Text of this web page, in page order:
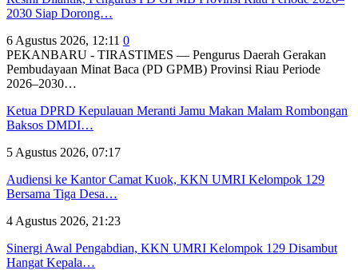
2030 Siap Dorong…
6 Agustus 2026, 12:11 0
PEKANBARU - TIRASTIMES — Pengurus Daerah Gerakan
Pembudayaan Minat Baca (PD GPMB) Provinsi Riau Periode
2026–2030…
Ketua DPRD Kepulauan Meranti Jamu Makan Malam Rombongan
Baksos DMDI…
5 Agustus 2026, 07:17
Audiensi ke Kantor Camat Kuok, KKN UMRI Kelompok 129
Bersama Tiga Desa…
4 Agustus 2026, 21:23
Sinergi Awal Pengabdian, KKN UMRI Kelompok 129 Disambut
Hangat Kepala…